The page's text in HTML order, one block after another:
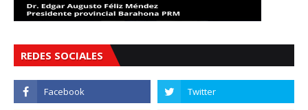
REDES SOCIALES